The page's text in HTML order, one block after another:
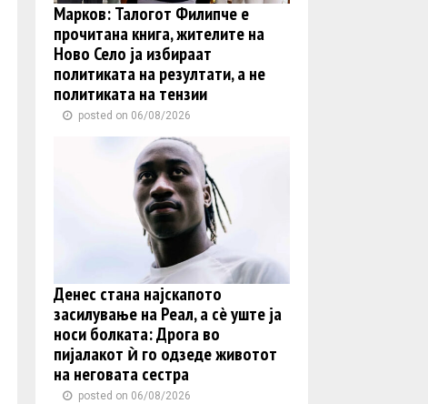
Марков: Талогот Филипче е
прочитана книга, жителите на
Ново Село ја избираат
политиката на резултати, а не
политиката на тензии
posted on 06/08/2026
Денес стана најскапото
засилување на Реал, а сè уште ја
носи болката: Дрога во
пијалакот ѝ го одзеде животот
на неговата сестра
posted on 06/08/2026